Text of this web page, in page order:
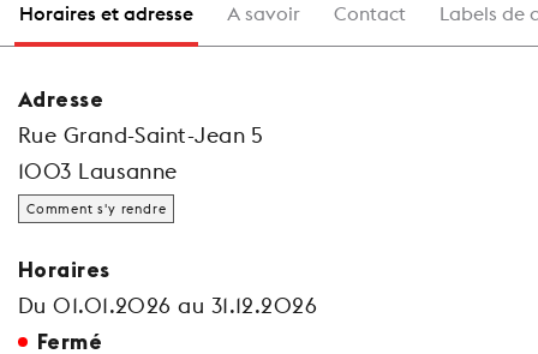
Horaires et adresse A savoir Contact Labels de
Adresse
Rue Grand-Saint-Jean 5
1003 Lausanne
Comment s'y rendre
Horaires
Du 01.01.2026 au 31.12.2026
Fermé